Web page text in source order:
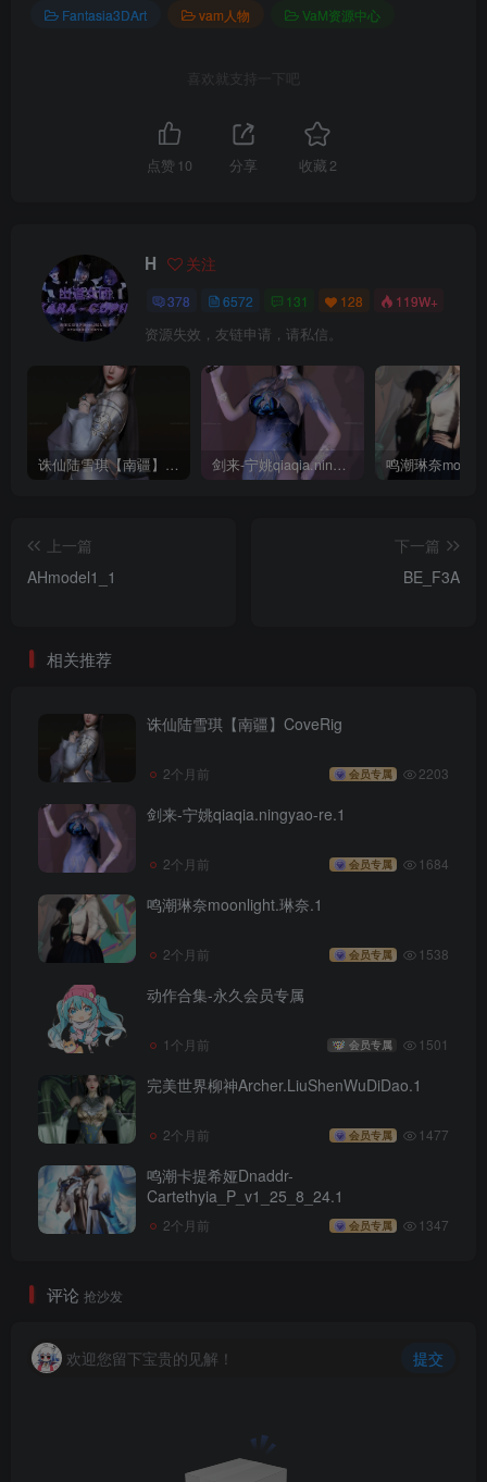
Fantasia3DArt vam人物 VaM资源中心
喜欢就支持一下吧
点赞 10 分享 收藏2
H 关注
378 6572 131 128 119W+
资源失效，友链申请，请私信。
诛仙陆雪琪【南疆】CoveRig 剑来-宁姚qiaqia.ningyao-re.1
上一篇
AHmodel1_1
下一篇
BE_F3A
相关推荐
诛仙陆雪琪【南疆】CoveRig
2个月前 会员专属 2203
剑来-宁姚qiaqia.ningyao-re.1
2个月前 会员专属 1684
鸣潮琳奈moonlight.琳奈.1
2个月前 会员专属 1538
动作合集-永久会员专属
1个月前 会员专属 1501
完美世界柳神Archer.LiuShenWuDiDao.1
2个月前 会员专属 1477
鸣潮卡提希娅Dnaddr-
Cartethyia_P_v1_25_8_24.1
2个月前 会员专属 1347
评论 抢沙发
欢迎您留下宝贵的见解！ 提交